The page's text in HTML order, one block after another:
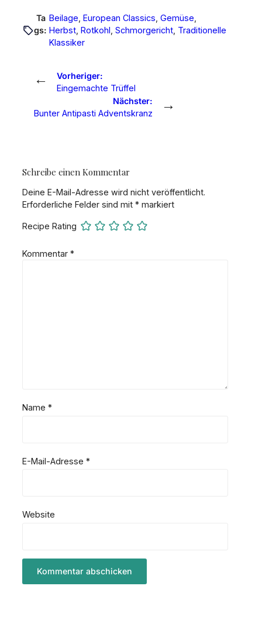
Ta
gs:
Beilage , European Classics , Gemüse
Herbst , Rotkohl , Schmorgericht Traditionelle
Klassiker
←
Vorheriger:
Eingemachte Trüffel
Nächster:
Bunter Antipasti Adventskranz
→
Schreibe einen Kommentar
Deine E-Mail-Adresse wird nicht veröffentlicht.
Erforderliche Felder sind mit * markiert
Recipe Rating
Kommentar *
Name *
E-Mail-Adresse *
Website